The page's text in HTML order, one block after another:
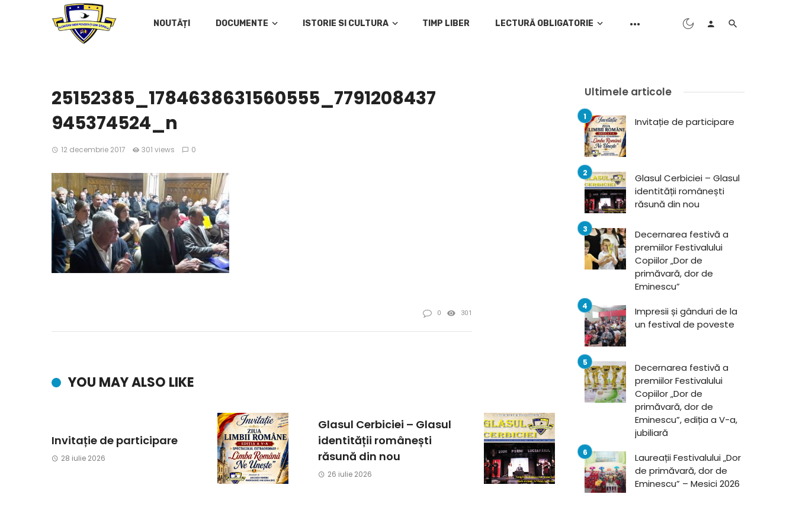
NOUTĂȚI DOCUMENTE ISTORIE SI CULTURA TIMP LIBER LECTURĂ OBLIGATORIE
25152385_1784638631560555_7791208437
945374524_n
12 decembrie 2017 301 views 0
0 301
YOU MAY ALSO LIKE
Invitație de participare
28 iulie 2026
Glasul Cerbiciei – Glasul
identității românești
răsună din nou
26 iulie 2026
Ultimele articole
Invitație de participare
Glasul Cerbiciei – Glasul
identității românești
răsună din nou
Decernarea festivă a
premiilor Festivalului
Copiilor „Dor de
primăvară, dor de
Eminescu”
Impresii și gânduri de la
un festival de poveste
Decernarea festivă a
premiilor Festivalului
Copiilor „Dor de
primăvară, dor de
Eminescu”, ediția a V-a,
jubiliară
Laureații Festivalului „Dor
de primăvară, dor de
Eminescu” – Mesici 2026